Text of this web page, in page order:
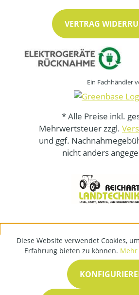
VERTRAG
Ein Fachhändler
* Alle Preise inkl.
Mehrwertsteuer zzgl.
und ggf.
nicht anders
Diese Website verwendet Cookies,
Erfahrung bieten zu können.